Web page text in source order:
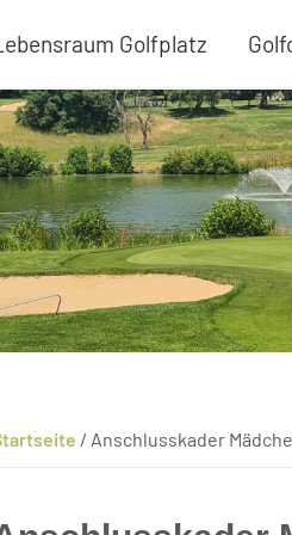
Golfplatz
/ Anschlusskader